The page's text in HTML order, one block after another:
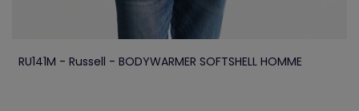
RU141M - Russell - BODYWARMER SOFTSHELL HOMME